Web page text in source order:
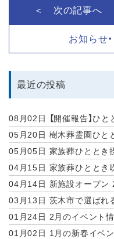
＜ 次の記事へ
お知らせ
最近の投稿
08月02日
【開催報告】ひ
05月20日 樹木葬霊園ひと
05月05日 家族葬ひととき
04月15日 家族葬ひととき
04月14日 新施設オープン
03月13日 茨木市で選ばれ
01月24日 2月のイベント
01月02日 1月の新春イベ